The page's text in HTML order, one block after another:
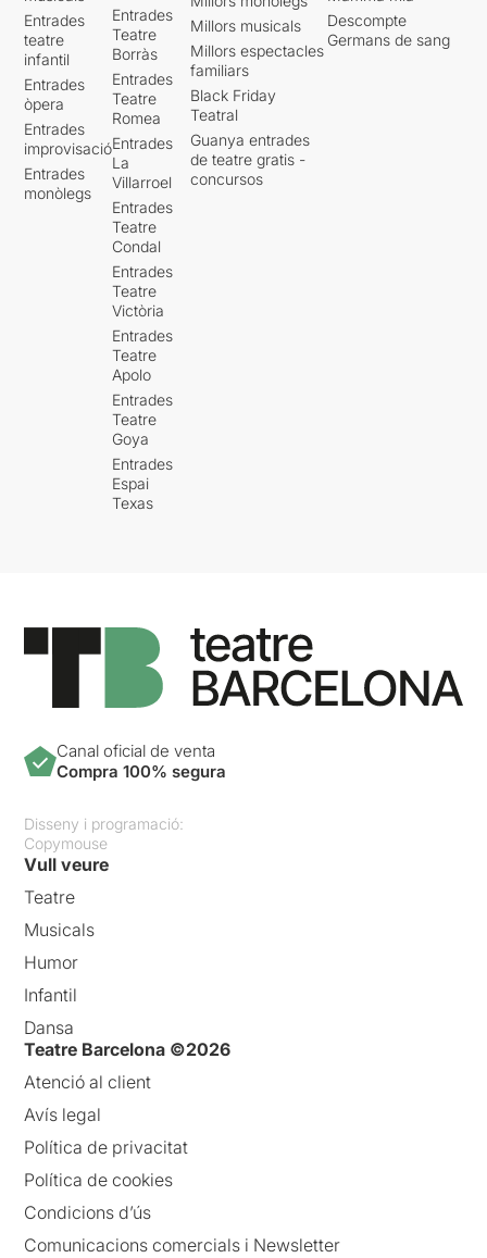
Entrades
teatre
infantil
Entrades
òpera
Entrades
improvisació
Entrades
monòlegs
Entrades
Teatre
Borràs
Entrades
Teatre
Romea
Entrades
La
Villarroel
Entrades
Teatre
Condal
Entrades
Teatre
Victòria
Entrades
Teatre
Apolo
Entrades
Teatre
Goya
Entrades
Espai
Texas
Millors musicals
Millors espectacles
familiars
Black Friday
Teatral
Guanya entrades
de teatre gratis -
concursos
Descompte
Germans de sang
Canal oficial de venta
Compra 100% segura
Disseny i programació:
Copymouse
Vull veure
Teatre
Musicals
Humor
Infantil
Dansa
Teatre Barcelona ©2026
Atenció al client
Avís legal
Política de privacitat
Política de cookies
Condicions d’ús
Comunicacions comercials i Newsletter